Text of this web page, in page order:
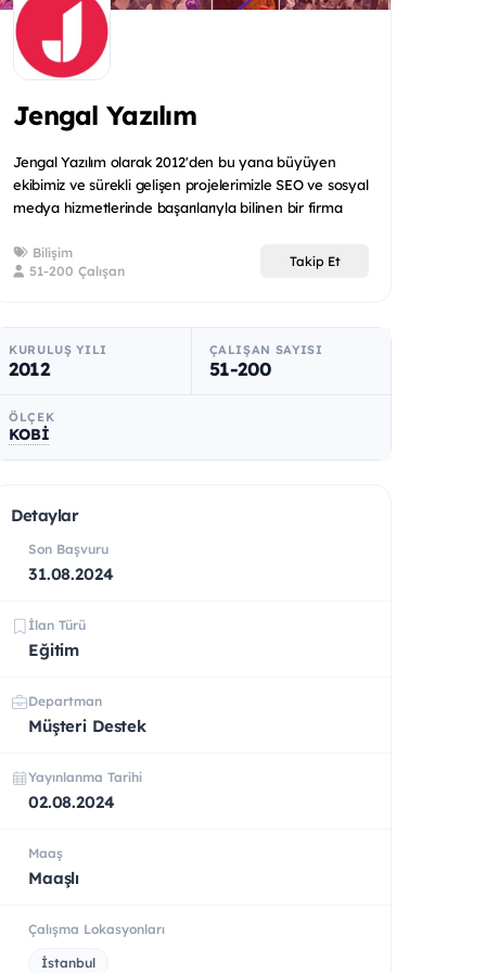
Jengal Yazılım
Jengal Yazılım olarak 2012'den bu yana büyüyen
ekibimiz ve sürekli gelişen projelerimizle SEO ve sosyal
medya hizmetlerinde başarılarıyla bilinen bir firma
Bilişim
51-200 Çalışan
Takip Et
KURULUŞ YILI
2012
ÇALIŞAN SAYISI
51-200
ÖLÇEK
KOBİ
Detaylar
Son Başvuru
31.08.2024
İlan Türü
Eğitim
Departman
Müşteri Destek
Yayınlanma Tarihi
02.08.2024
Maaş
Maaşlı
Çalışma Lokasyonları
İstanbul